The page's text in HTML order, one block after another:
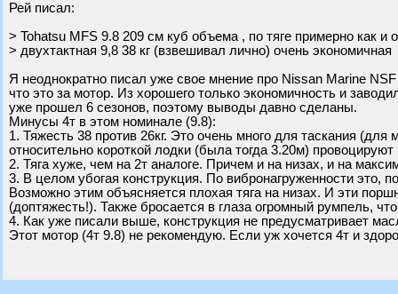
Рей писал:
> Tohatsu MFS 9.8 209 см куб объема , по тяге примерно как и
> двухтактная 9,8 38 кг (взвешивал лично) очень экономичная
Я неоднократно писал уже свое мнение про Nissan Marine
что это за мотор. Из хорошего только экономичность и
уже прошел 6 сезонов, поэтому выводы давно сделаны.
Минусы 4т в этом номинале (9.8):
1. Тяжесть 38 против 26кг. Это очень много для таскания
относительно короткой лодки (была тогда 3.20м)
2. Тяга хуже, чем на 2т аналоге. Причем и на низах, и на
3. В целом убогая конструкция. По вибронагруженности
Возможно этим объясняется плохая тяга на низах. И эти
(доптяжесть!). Также бросается в глаза огромный румпель,
4. Как уже писали выше, конструкция не предусматривает
Этот мотор (4т 9.8) не рекомендую. Если уж хочется 4т и